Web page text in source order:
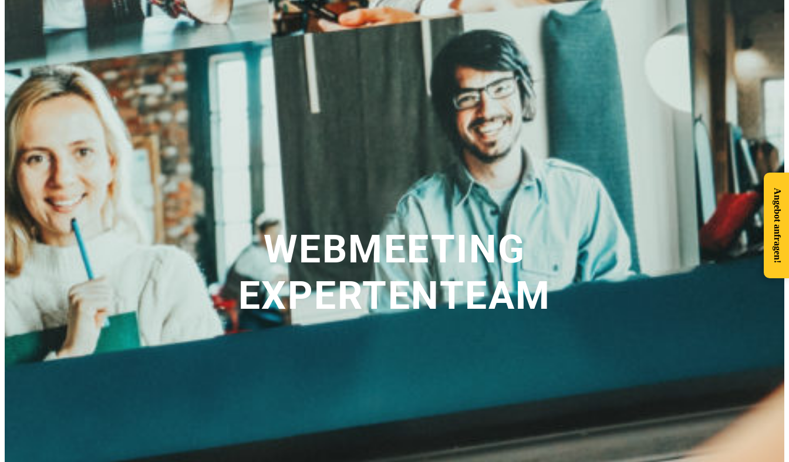
WEBMEETING
EXPERTENTEAM
Angebot anfragen!